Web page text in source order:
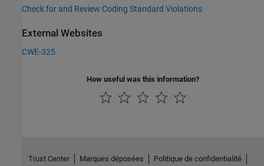
Check for and Review Coding Standard Violations
External Websites
CWE-325
How useful was this information?
Trust Center Marques déposées Politique de confidentialité